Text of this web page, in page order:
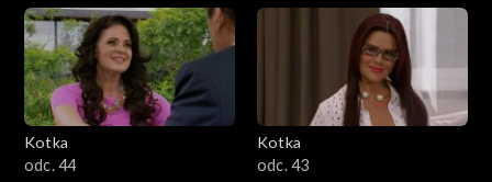
Kotka
odc. 44
Kotka
odc. 43